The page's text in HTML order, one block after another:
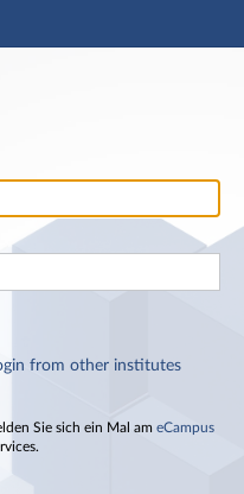
from other institutes
Sie sich ein Mal am eCampus